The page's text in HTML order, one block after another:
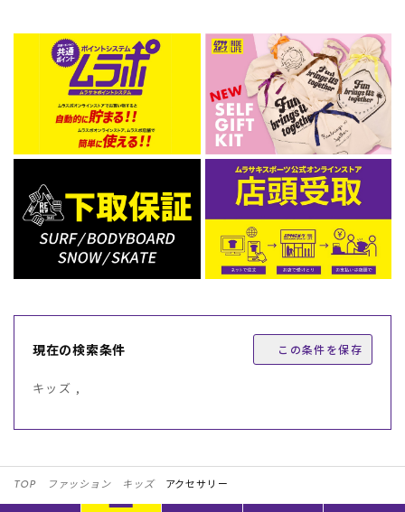
現在の検索条件 この条件を保存
キッズ ,
TOP ファッション キッズ アクセサリー